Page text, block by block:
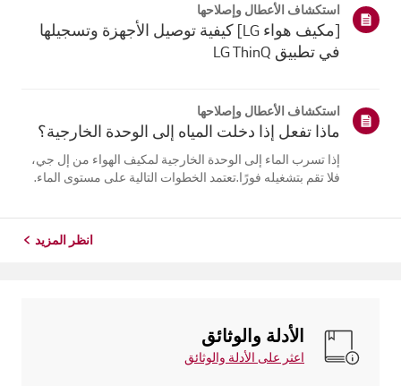
فيالغرفة...
استكشاف الأعطال وإصلاحها
[مكيف هواء LG] كيفية توصيل الأجهزة وتسجيلها
في تطبيق LG ThinQ
استكشاف الأعطال وإصلاحها
ماذا تفعل إذا دخلت المياه إلى الوحدة الخارجية؟
إذا تسرب الماء إلى الوحدة الخارجية لمكيف الهواء من إل جي،
فلا تقم بتشغيله فورًا.تعتمد الخطوات التالية على مستوى الماء.
انظر المزيد
الأدلة والوثائق
اعثر على الأدلة والوثائق